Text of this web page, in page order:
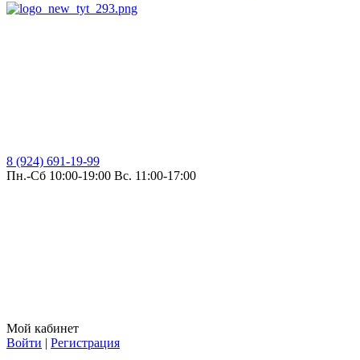
8 (924) 691-19-99
Пн.-Сб 10:00-19:00 Вс. 11:00-17:00
Мой кабинет
Войти | Регистрация